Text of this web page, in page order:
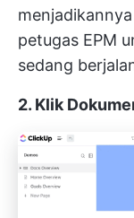
petugas EPM
sedang
2. Klik